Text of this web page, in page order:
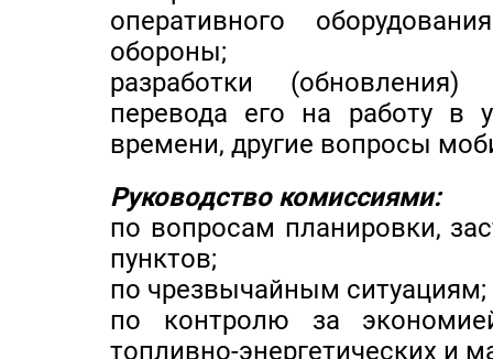
оперативного
обороны;
разработки
перевода его на работу в
времени, другие вопросы
Руководство комиссиями:
по вопросам планировки,
пунктов;
по чрезвычайным ситуациям;
по контролю за
топливно-энергетических и